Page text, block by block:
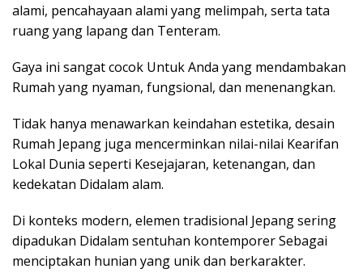
alami, pencahayaan alami yang melimpah, serta tata
ruang yang lapang dan Tenteram.
Gaya ini sangat cocok Untuk Anda yang mendambakan
Rumah yang nyaman, fungsional, dan menenangkan.
Tidak hanya menawarkan keindahan estetika, desain
Rumah Jepang juga mencerminkan nilai-nilai Kearifan
Lokal Dunia seperti Kesejajaran, ketenangan, dan
kedekatan Didalam alam.
Di konteks modern, elemen tradisional Jepang sering
dipadukan Didalam sentuhan kontemporer Sebagai
menciptakan hunian yang unik dan berkarakter.